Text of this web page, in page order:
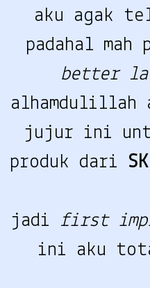
aku agak
padahal mah
better
alhamdulillah
jujur ini
produk dari
jadi first
ini aku